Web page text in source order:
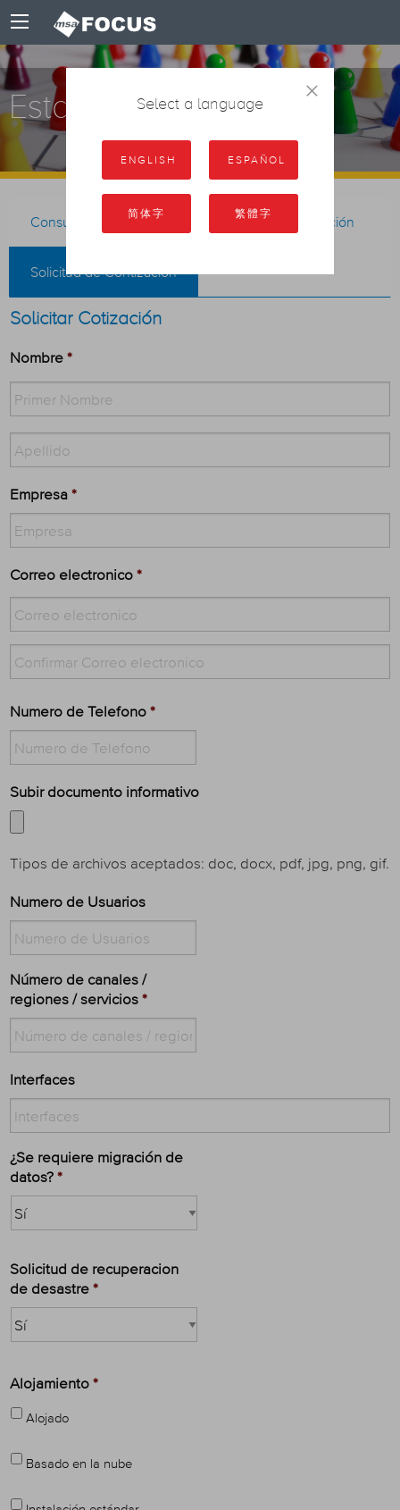
Estar en Contacto
Consultas generales Solicitud de demostración
Solicitud de Contización
Solicitar Cotización
Nombre *
Empresa *
Correo electronico *
Numero de Telefono *
Subir documento informativo
Tipos de archivos aceptados: doc, docx, pdf, jpg, png, gif.
Numero de Usuarios
Número de canales /
regiones / servicios *
Interfaces
¿Se requiere migración de
datos? *
Solicitud de recuperacion
de desastre *
Alojamiento *
Alojado
Basado en la nube
Select a language
ENGLISH ESPAÑOL
简体字 繁體字
×